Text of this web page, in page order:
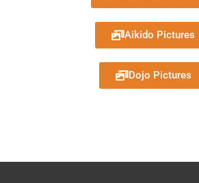
Aikido Pictures
Dojo Pictures